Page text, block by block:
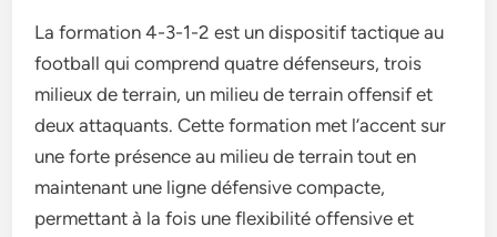
La formation 4-3-1-2 est un dispositif tactique au
football qui comprend quatre défenseurs, trois
milieux de terrain, un milieu de terrain offensif et
deux attaquants. Cette formation met l’accent sur
une forte présence au milieu de terrain tout en
maintenant une ligne défensive compacte,
permettant à la fois une flexibilité offensive et